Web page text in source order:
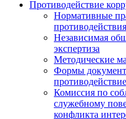
Противодействие
Нормативные
Независимая
экспертиза
Методические
Формы
Комиссия по
служебному
конфликта